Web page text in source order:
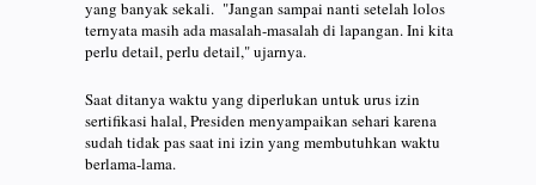
yang banyak sekali. "Jangan sampai nanti setelah lolos
ternyata masih ada masalah-masalah di lapangan. Ini kita
perlu detail, perlu detail," ujarnya.
Saat ditanya waktu yang diperlukan untuk urus izin
sertifikasi halal, Presiden menyampaikan sehari karena
sudah tidak pas saat ini izin yang membutuhkan waktu
berlama-lama.